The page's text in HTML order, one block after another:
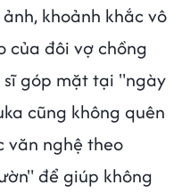
khoảnh khắc vô
của đôi vợ chồng
góp mặt tại "ngày
cũng không quên
văn nghệ theo
để giúp không